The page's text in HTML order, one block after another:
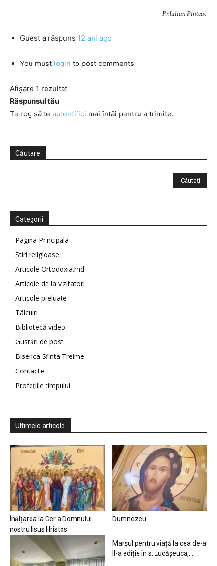
Pr.Iulian Pinteac
Guest a răspuns 12 ani ago
You must login to post comments
Afișare 1 rezultat
Răspunsul tău
Te rog să te autentifici mai întâi pentru a trimite.
Căutare
Categorii
Pagina Principala
Știri religioase
Articole Ortodoxia.md
Articole de la vizitatori
Articole preluate
Tâlcuiri
Bibliotecă video
Gustări de post
Biserica Sfinta Treime
Contacte
Profețiile timpului
Ultimele articole
Înălțarea la Cer a Domnului
nostru Iisus Hristos
Dumnezeu…
Marșul pentru viață la cea de-a
II-a ediție în s. Lucășeuca,...